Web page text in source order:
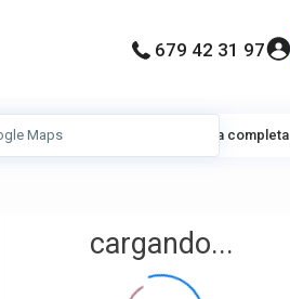
679 42 31 97
cargando...
Mi Ubicación Pantalla completa